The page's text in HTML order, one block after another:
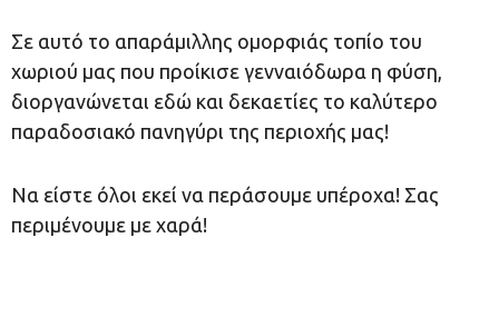
Σε αυτό το απαράμιλλης ομορφιάς τοπίο του
χωριού μας που προίκισε γενναιόδωρα η φύση,
διοργανώνεται εδώ και δεκαετίες το καλύτερο
παραδοσιακό πανηγύρι της περιοχής μας!
Να είστε όλοι εκεί να περάσουμε υπέροχα! Σας
περιμένουμε με χαρά!